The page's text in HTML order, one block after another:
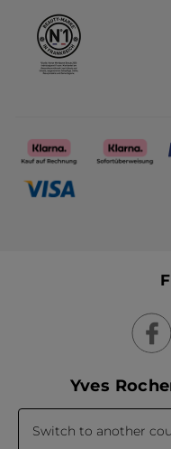
Yves
Switch to another